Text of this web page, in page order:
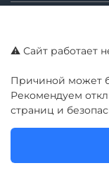
⚠️ Сайт работает
Причиной может
Рекомендуем
страниц и